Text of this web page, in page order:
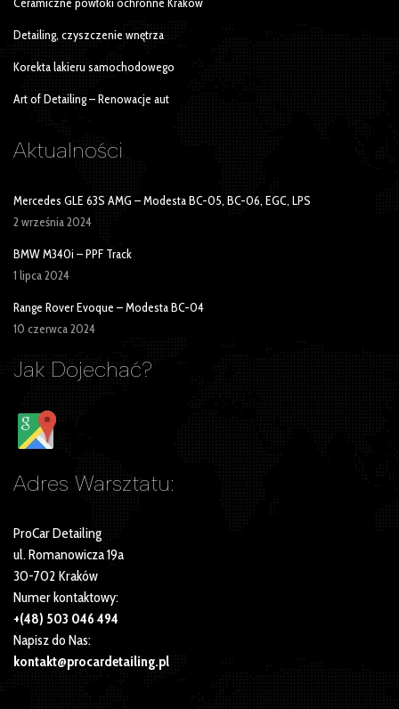
Detailing, czyszczenie wnętrza
Korekta lakieru samochodowego
Art of Detailing – Renowacje aut
Aktualności
Mercedes GLE 63S AMG – Modesta BC-05, BC-06, EGC, LPS
2 września 2024
BMW M340i – PPF Track
1 lipca 2024
Range Rover Evoque – Modesta BC-04
10 czerwca 2024
Jak Dojechać?
Adres Warsztatu:
ProCar Detailing
ul. Romanowicza 19a
30-702 Kraków
Numer kontaktowy:
+(48) 503 046 494
Napisz do Nas:
kontakt@procardetailing.pl